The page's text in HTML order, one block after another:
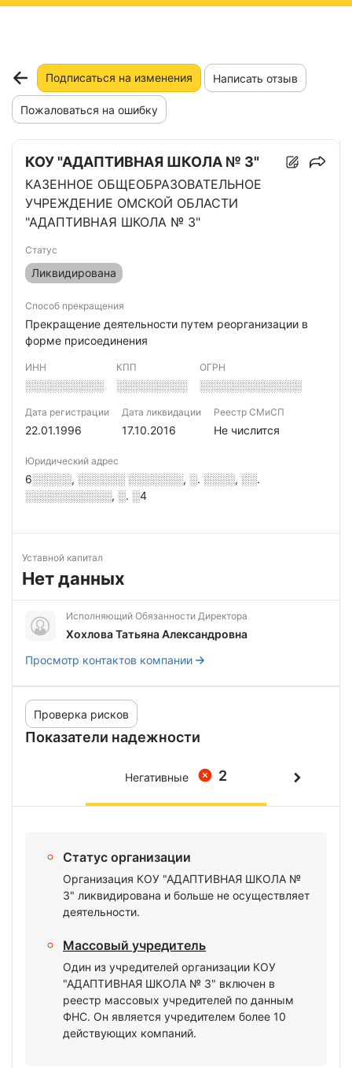
Подписаться на изменения Написать отзыв
Пожаловаться на ошибку
КОУ "АДАПТИВНАЯ ШКОЛА № 3"
КАЗЕННОЕ ОБЩЕОБРАЗОВАТЕЛЬНОЕ
УЧРЕЖДЕНИЕ ОМСКОЙ ОБЛАСТИ
"АДАПТИВНАЯ ШКОЛА № 3"
Статус
Ликвидирована
Способ прекращения
Прекращение деятельности путем реорганизации в
форме присоединения
ИНН
░░░░░░░░░░
КПП
░░░░░░░░░
ОГРН
░░░░░░░░░░░░░
Дата регистрации
22.01.1996
Дата ликвидации
17.10.2016
Реестр СМиСП
Не числится
Юридический адрес
6░░░░░, ░░░░░░ ░░░░░░░, ░. ░░░░, ░░.
░░░░░░░░░░░, ░. ░4
Уставной капитал
Нет данных
Исполняющий Обязанности Директора
Хохлова Татьяна Александровна
Просмотр контактов компании
Показатели надежности
Проверка рисков
2
Негативные
Статус организации
Организация КОУ "АДАПТИВНАЯ ШКОЛА №
3" ликвидирована и больше не осуществляет
деятельности.
Массовый учредитель
Один из учредителей организации КОУ
"АДАПТИВНАЯ ШКОЛА № 3" включен в
реестр массовых учредителей по данным
ФНС. Он является учредителем более 10
действующих компаний.